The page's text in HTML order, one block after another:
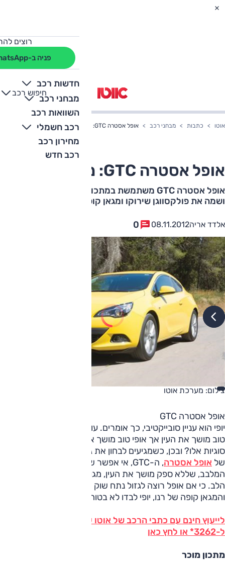
רוצים
פניה ב-WhatsApp
חדשות רכב
מבחני רכב
השוואות רכב
רכב חשמלי
מחירון רכב
רכב חדש
חיפוש רכב
+
-
אוטו כתבות מבחני רכב אופל אסטרה GTC: מבחן דרכים
אופל אסטרה GTC: מבחן דרכים
אופל אסטרה GTC משתמשת במתכון מוכר לחידוד התדמית,
ושמה את פולקסווגן שירוקו ומגאן קופה בין הכוונות
אלדד אריה08.11.2012
0
צילום: מערכת אוטו
אופל אסטרה GTC
יופי הוא עניין סובייקטיבי, כך אומרים. עוד אומרים מלומדים, כי יופי
טוב מושך את העין אך אופי טוב מושך את הלב. למה אני מעלה
של אופל אסטרה
, ה-GTC, אי אפשר שלא לתהות האם עיצובה
המלבב, שללא ספק מושך את העין, מגובה באופי שגם ימשוך את
הלב. כי אם אופל רוצה לגזול נתח שוק מהשירוקו של פולקסווגן
והמגאן קופה של רנו, יופי לבדו לא בטוח שיספיק.
לייעוץ חינם עם כתבי הרכב של אוטו על אופל אסטרה חייג
ל-3262* או לחץ כאן
מתכון מוכר